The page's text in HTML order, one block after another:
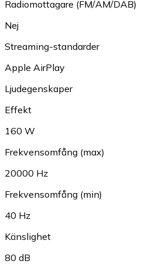
Radiomottagare (FM/AM/DAB)
Nej
Streaming-standarder
Apple AirPlay
Ljudegenskaper
Effekt
160 W
Frekvensomfång (max)
20000 Hz
Frekvensomfång (min)
40 Hz
Känslighet
80 dB